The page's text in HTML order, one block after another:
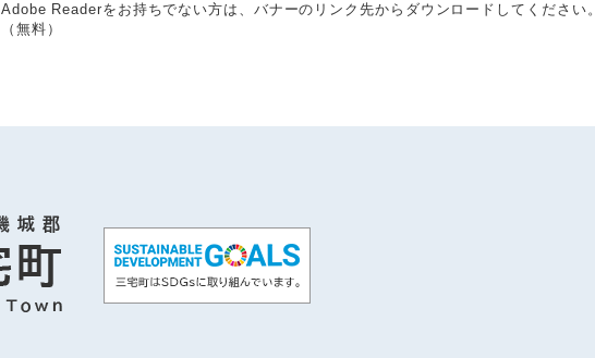
Adobe Readerをお持ちでない方は、バナーのリンク先からダウンロードしてください。
（無料）